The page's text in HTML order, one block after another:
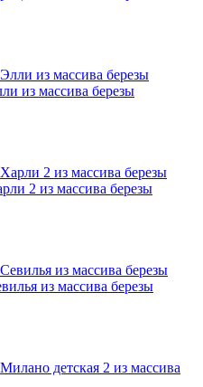
из массива березы
2 из массива березы
из массива березы